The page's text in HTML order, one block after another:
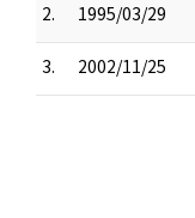
2. 1995/03/29
3. 2002/11/25